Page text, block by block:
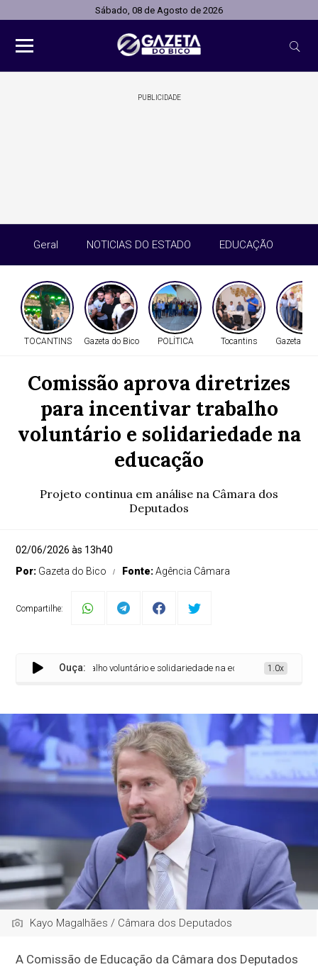
Sábado, 08 de Agosto de 2026
PUBLICIDADE
Geral NOTICIAS DO ESTADO EDUCAÇÃO
TOCANTINS Gazeta do Bico POLÍTICA Tocantins Gazeta do
Comissão aprova diretrizes
para incentivar trabalho
voluntário e solidariedade na
educação
Projeto continua em análise na Câmara dos
Deputados
02/06/2026 às 13h40
Por: Gazeta do Bico Fonte:Agência Câmara
Compartilhe:
Ouça:
incentivar trabalho voluntário e solidariedade na educação 1.0x
Kayo Magalhães / Câmara dos Deputados
A Comissão de Educação da Câmara dos Deputados